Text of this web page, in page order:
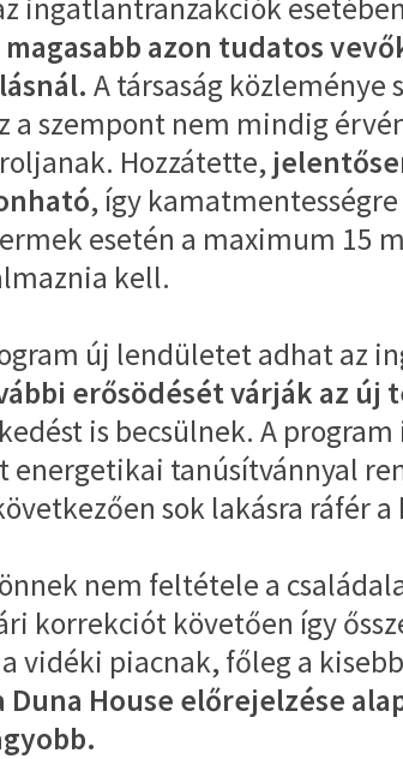
ingatlantranzakciók
azon tudatos
A társaság
a szempont nem mindig
Hozzátette,
, így
esetén a maximum 15
kell.
új lendületet adhat az
erősödését várják az új
is becsülnek. A
tanúsítvánnyal
sok lakásra ráfér a
nem feltétele a
korrekciót követően így
vidéki piacnak, főleg a
Duna House előrejelzése